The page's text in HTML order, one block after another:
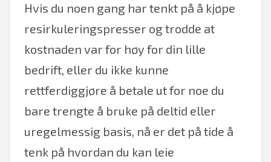
Hvis du noen gang har tenkt på å kjøpe
resirkuleringspresser og trodde at
kostnaden var for høy for din lille
bedrift, eller du ikke kunne
rettferdiggjøre å betale ut for noe du
bare trengte å bruke på deltid eller
uregelmessig basis, nå er det på tide å
tenk på hvordan du kan leie